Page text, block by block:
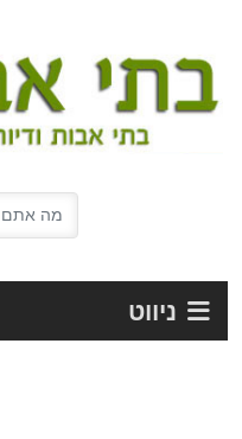
ניווט